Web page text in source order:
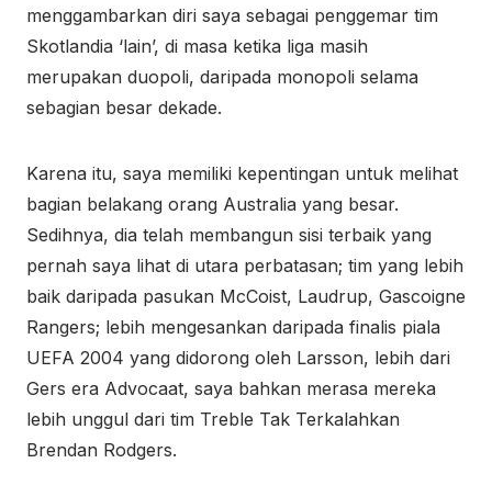
menggambarkan diri saya sebagai penggemar tim
Skotlandia ‘lain’, di masa ketika liga masih
merupakan duopoli, daripada monopoli selama
sebagian besar dekade.
Karena itu, saya memiliki kepentingan untuk melihat
bagian belakang orang Australia yang besar.
Sedihnya, dia telah membangun sisi terbaik yang
pernah saya lihat di utara perbatasan; tim yang lebih
baik daripada pasukan McCoist, Laudrup, Gascoigne
Rangers; lebih mengesankan daripada finalis piala
UEFA 2004 yang didorong oleh Larsson, lebih dari
Gers era Advocaat, saya bahkan merasa mereka
lebih unggul dari tim Treble Tak Terkalahkan
Brendan Rodgers.